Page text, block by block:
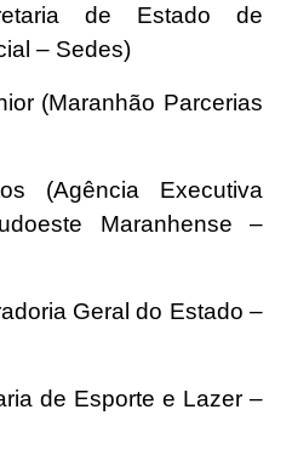
de Estado de
– Sedes)
(Maranhão Parcerias
(Agência Executiva
Maranhense –
Geral do Estado –
de Esporte e Lazer –